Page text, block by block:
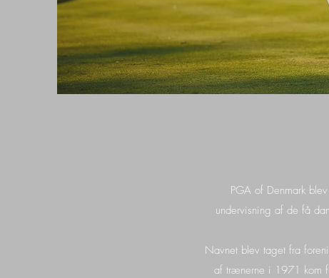
PGA of Denmark
undervisning af de få
Navnet blev taget fra
af trænerne i 1971 kom